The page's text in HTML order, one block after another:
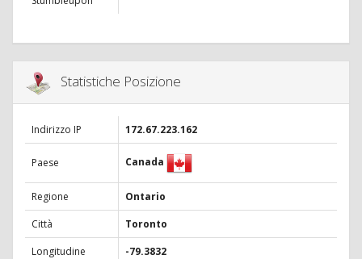
Statistiche Posizione
Indirizzo IP 172.67.223.162
Paese Canada
Regione
Ontario
Città
Toronto
Longitudine
-79.3832